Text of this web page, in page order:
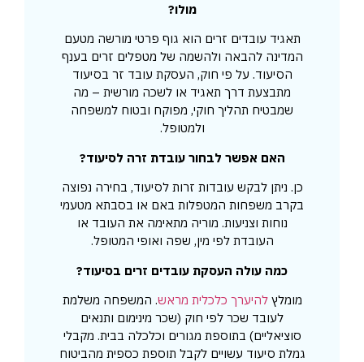
מולו?
תאגיד עובדים זרים הוא גוף פרטי מורשה מטעם
המדינה להבאה ולהשמה של מטפלים זרים בענף
הסיעוד. על פי חוק, העסקת עובד זר בסיעוד
מתבצעת דרך תאגיד או לשכה מורשית – מה
שמבטיח תהליך חוקי, מפוקח ובטוח למשפחה
ולמטופל.
האם אפשר לבחור עובדת זרה לסיעוד?
כן. ניתן לבקש עובדות זרות לסיעוד, בחירה נפוצה
בקרב משפחות המטפלות באם או בסבתא מטעמי
נוחות וצניעות. מוריה מתאימה את העובד או
העובדת לפי מין, שפה ואופי המטופל.
כמה עולה העסקת עובדים זרים בסיעוד?
מומלץלהיערך כלכלית מראש. המשפחה משלמת
לעובד שכר לפי חוק (שכר מינימום ותנאים
סוציאליים) בתוספת מגורים וכלכלה בבית. מקבלי
גמלת סיעוד עשויים לקבל תוספת כספית מהביטוח